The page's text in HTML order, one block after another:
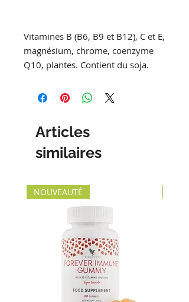
Vitamines B (B6, B9 et B12), C et E,
magnésium, chrome, coenzyme
Q10, plantes. Contient du soja.
Articles
similaires
NOUVEAUTÉ